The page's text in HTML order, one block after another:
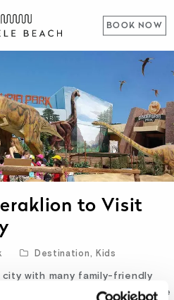
BOOK NOW
to Visit
Destination, Kids
with many family-friendly
you want to escape the